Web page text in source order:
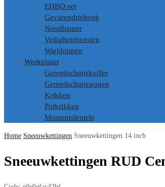
EHBO-set
Gevarendriehoek
Noodhamer
Veiligheidsvesten
Wieldoppen
Werkplaats
Gereedschapskoffer
Gereedschapswagen
Krikken
Potkrikken
Momentsleutels
Home Sneeuwkettingen Sneeuwkettingen 14 inch
Sneeuwkettingen RUD